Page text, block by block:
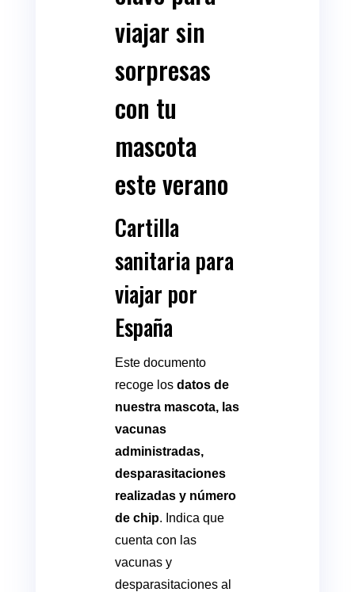
viajar sin
sorpresas
con tu
mascota
este verano
Cartilla
sanitaria para
viajar por
España
Este documento
recoge los datos de
nuestra mascota, las
vacunas
administradas,
desparasitaciones
realizadas y número
de chip. Indica que
cuenta con las
vacunas y
desparasitaciones al